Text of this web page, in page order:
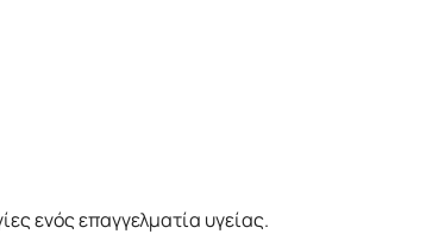
ενός επαγγελματία υγείας.